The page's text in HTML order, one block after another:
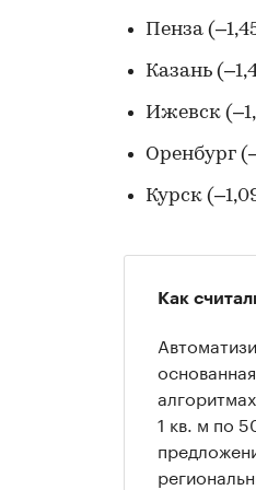
Пенза
Казань
Ижевск
Оренбург
Курск
Как
1 кв. м по